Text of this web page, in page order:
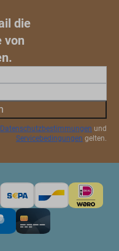
die
von
Datenschutzbestimmungen und
Servicebedingungen gelten.